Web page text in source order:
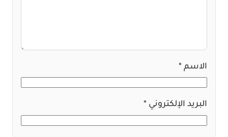
الاسم *
البريد الإلكتروني *